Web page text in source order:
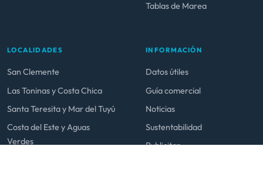
Tablas de Marea
LOCALIDADES
San Clemente
Las Toninas y Costa Chica
Santa Teresita y Mar del Tuyú
Costa del Este y Aguas
Verdes
INFORMACIÓN
Datos útiles
Guía comercial
Noticias
Sustentabilidad
Publicitar